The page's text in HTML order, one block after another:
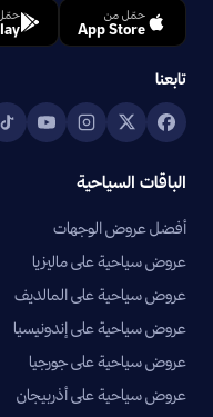
حمّل من
App Store
تابعنا
الباقات السياحية
أفضل عروض الوجهات
عروض سياحية على ماليزيا
عروض سياحية على المالديف
عروض سياحية على إندونيسيا
عروض سياحية على جورجيا
عروض سياحية على أذربيجان